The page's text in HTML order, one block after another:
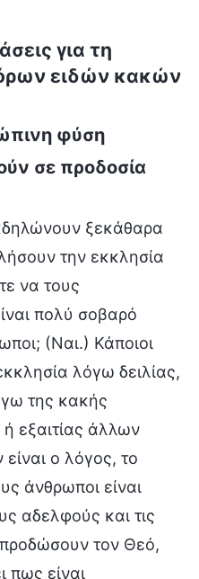
για τη
ειδών κακών
φύση
σε προδοσία
ξεκάθαρα
την εκκλησία
να τους
πολύ σοβαρό
(Ναι.) Κάποιοι
λόγω δειλίας,
της κακής
εξαιτίας άλλων
ο λόγος, το
άνθρωποι είναι
αδελφούς και τις
τον Θεό,
πως είναι